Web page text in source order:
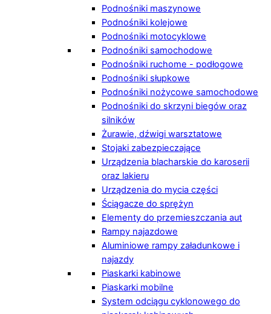
Podnośniki maszynowe
Podnośniki kolejowe
Podnośniki motocyklowe
Podnośniki samochodowe
Podnośniki ruchome - podłogowe
Podnośniki słupkowe
Podnośniki nożycowe samochodowe
Podnośniki do skrzyni biegów oraz
silników
Żurawie, dźwigi warsztatowe
Stojaki zabezpieczające
Urządzenia blacharskie do karoserii
oraz lakieru
Urządzenia do mycia części
Ściągacze do sprężyn
Elementy do przemieszczania aut
Rampy najazdowe
Aluminiowe rampy załadunkowe i
najazdy
Piaskarki kabinowe
Piaskarki mobilne
System odciągu cyklonowego do